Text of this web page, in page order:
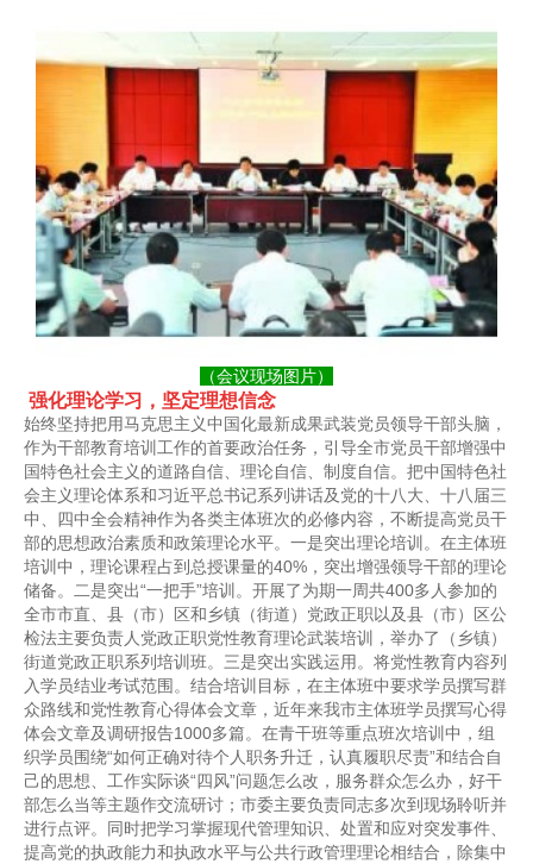
（会议现场图片）
强化理论学习，坚定理想信念
始终坚持把用马克思主义中国化最新成果武装党员领导干部头脑，
作为干部教育培训工作的首要政治任务，引导全市党员干部增强中
国特色社会主义的道路自信、理论自信、制度自信。把中国特色社
会主义理论体系和习近平总书记系列讲话及党的十八大、十八届三
中、四中全会精神作为各类主体班次的必修内容，不断提高党员干
部的思想政治素质和政策理论水平。一是突出理论培训。在主体班
培训中，理论课程占到总授课量的40%，突出增强领导干部的理论
储备。二是突出“一把手”培训。开展了为期一周共400多人参加的
全市市直、县（市）区和乡镇（街道）党政正职以及县（市）区公
检法主要负责人党政正职党性教育理论武装培训，举办了（乡镇）
街道党政正职系列培训班。三是突出实践运用。将党性教育内容列
入学员结业考试范围。结合培训目标，在主体班中要求学员撰写群
众路线和党性教育心得体会文章，近年来我市主体班学员撰写心得
体会文章及调研报告1000多篇。在青干班等重点班次培训中，组
织学员围绕“如何正确对待个人职务升迁，认真履职尽责”和结合自
己的思想、工作实际谈“四风”问题怎么改，服务群众怎么办，好干
部怎么当等主题作交流研讨；市委主要负责同志多次到现场聆听并
进行点评。同时把学习掌握现代管理知识、处置和应对突发事件、
提高党的执政能力和执政水平与公共行政管理理论相结合，除集中